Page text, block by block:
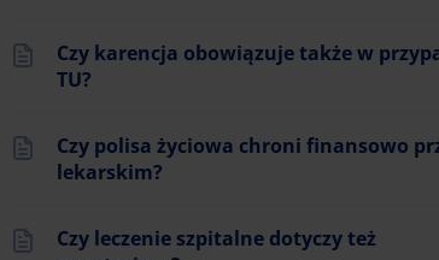
Czy karencja obowiązuje także w
TU?
Czy polisa życiowa chroni finansowo
lekarskim?
Czy leczenie szpitalne dotyczy też